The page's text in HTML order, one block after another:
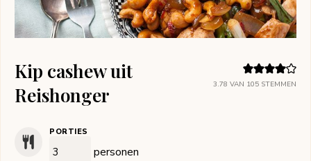
3.78 VAN 105 STEMMEN
Kip cashew uit
Reishonger
PORTIES
personen